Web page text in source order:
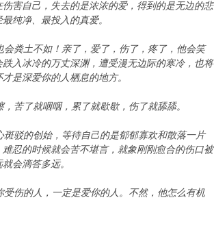
害自己，失去的是浓浓的爱，得到的是无边的悲
纯净、最投入的真爱。
粪土不如！亲了，爱了，伤了，疼了，他会笑
入冰冷的万丈深渊，遭受漫无边际的寒冷，也将
是深爱你的人栖息的地方。
苦了就咽咽，累了就歇歇，伤了就舔舔。
驳的创始，等待自己的是郁郁寡欢和散落一片
忍的时候就会苦不堪言，就象刚刚愈合的伤口被
会滴答多远。
伤的人，一定是爱你的人。不然，他怎么有机